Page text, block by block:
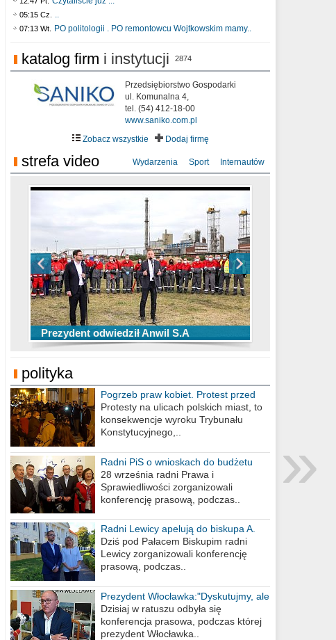
05:15 Cz. ..
07:13 Wt. PO politologii . PO remontowcu Wojtkowskim mamy..
katalog firm i instytucji 2874
Przedsiębiorstwo Gospodarki
ul. Komunalna 4,
tel. (54) 412-18-00
www.saniko.com.pl
Zobacz wszystkie
Dodaj firmę
strefa video Wydarzenia Sport Internautów
Prezydent odwiedził Anwil S.A
TOP 10 przechwytów Anwilu Włocławek
w EBL w sezonie 2019/2020
TOP 5 rzutów Anwilu Włocławek w BCL
w sezonie 2019/2020
Ni To Ponk - W oczach mamy strach
sixf33t .Last Year DRONE FOOTAGE
Włocławek
XXIII Sesja Rady Miasta Włocławek VIII
kadencji w dniu 09.06.2020 r.
polityka
Pogrzeb praw kobiet. Protest przed
biurem poselskim PiS
Protesty na ulicach polskich miast, to
konsekwencje wyroku Trybunału
Konstytucyjnego,..
Radni PiS o wnioskach do budżetu
miasta na 2021 rok
28 września radni Prawa i
Sprawiedliwości zorganizowali
konferencję prasową, podczas..
Radni Lewicy apelują do biskupa A.
Wiesława Meringa
Dziś pod Pałacem Biskupim radni
Lewicy zorganizowali konferencję
prasową, podczas..
Prezydent Włocławka:"Dyskutujmy, ale
nie obrażajmy się”
Dzisiaj w ratuszu odbyła się
konferencja prasowa, podczas której
prezydent Włocławka..
»